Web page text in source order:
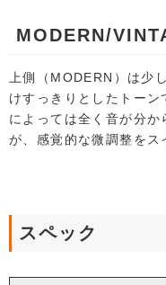
MODERN/
上側（MODERN）は少
けすっきりとしたトー
によっては全く音が分
が、感覚的な微調整をス
スペック